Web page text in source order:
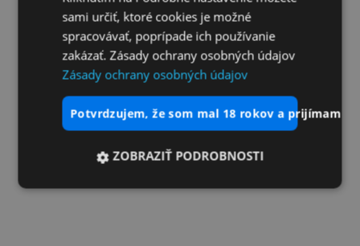
sami určiť, ktoré cookies je možné
spracovávať, poprípade ich používanie
zakázať. Zásady ochrany osobných údajov
Zásady ochrany osobných údajov
potvrdzujem, že som mal 18 rokov a prijímam
ZOBRAZIŤ PODROBNOSTI